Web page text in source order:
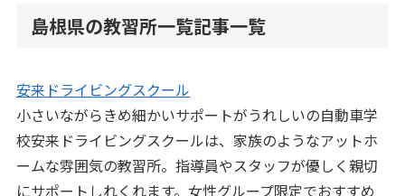
島根県の教習所一覧記事一覧
安来ドライビングスクール
小さいながらきめ細かいサポートがうれしいの自動車学
校安来ドライビングスクールは、家族のようなアットホ
ームな雰囲気の教習所。指導員やスタッフが優しく親切
にサポートしれくれます。女性グループ限定でおすすめ